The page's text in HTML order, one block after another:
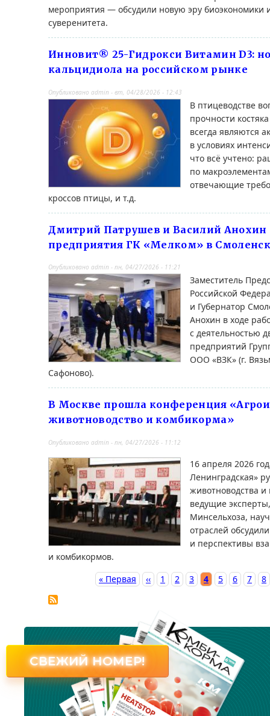
мероприятия — обсудили новую эру биоэкономики
суверенитета.
Инновит® 25-Гидрокси Витамин D3:
кальцидиола на российском рынке
Опубликовано admin - вт, 04/28/2026 - 12:43
В птицеводстве
прочности
всегда являются
в условиях
что всё учтено:
по
отвечающие
кроссов птицы, и т.д.
Дмитрий Патрушев и Василий
предприятия ГК «Мелком» в
Опубликовано admin - пн, 04/27/2026 - 11:21
Заместитель
Российской
и Губернатор
Анохин в ходе
с деятельностью
предприятий
ООО «ВЗК» (г.
Сафоново).
В Москве прошла конференция
животноводство и комбикорма»
Опубликовано admin - пн, 04/27/2026 - 11:12
16 апреля 2026
Ленинградская»
животноводства
ведущие
Минсельхоза,
отраслей
и перспективы
и комбикормов.
страниц
Первая страница
« Первая ←
‹‹ Page
1 Page
2 Page
3 Текущая страница
4 Page
5 Page
6 Page
7 8
СВЕЖИЙ НОМЕР!